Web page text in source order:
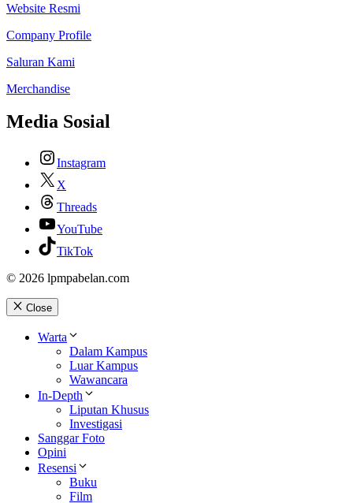
Website Resmi
Company Profile
Saluran Kami
Merchandise
Media Sosial
Instagram
X
Threads
YouTube
TikTok
© 2026 lpmpabelan.com
Close
Warta
Dalam Kampus
Luar Kampus
Wawancara
In-Depth
Liputan Khusus
Investigasi
Sanggar Foto
Opini
Resensi
Buku
Film